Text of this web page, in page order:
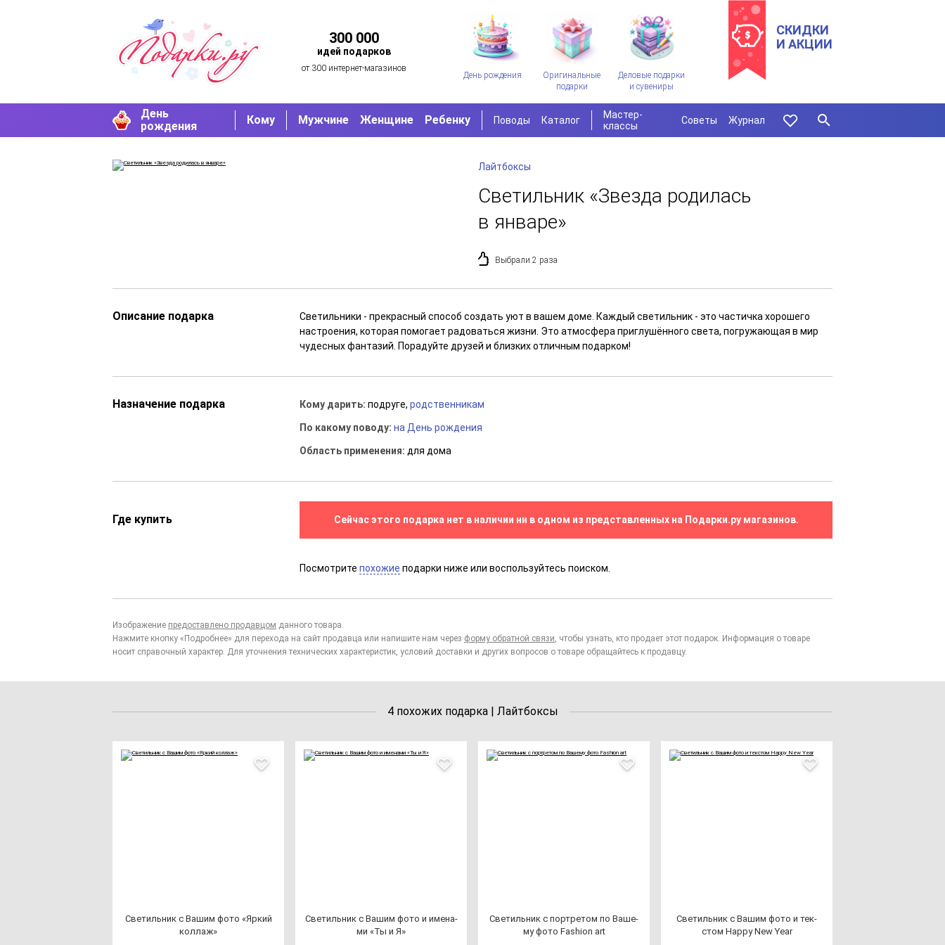
300 000
идей подарков
от 300 интернет-магазинов
День рождения
Оригинальные
подарки
Деловые подарки
и сувениры
СКИДКИ
И АКЦИИ
День
рождения
Кому Мужчине Женщине Ребенку Поводы Каталог
Мастер-
классы
Советы Журнал
Лайтбоксы
Светильник «Звезда родилась
в январе»
Выбрали 2 раза
Описание подарка
Светильники - прекрасный способ создать уют в вашем доме. Каждый светильник - это частичка хорошего
настроения, которая помогает радоваться жизни. Это атмосфера приглушённого света, погружающая в мир
чудесных фантазий. Порадуйте друзей и близких отличным подарком!
Назначение подарка Кому дарить:подруге,родственникам
По какому поводу:на День рождения
Область применения:для дома
Где купить Сейчас этого подарка нет в наличии ни в одном из представленных на Подарки.ру магазинов.
Посмотритепохожие подарки ниже или воспользуйтесь поиском.
Изображение предоставлено продавцом данного товара.
Нажмите кнопку «Подробнее» для перехода на сайт продавца или напишите нам через форму обратной связи, чтобы узнать, кто продает этот подарок. Информация о товаре
носит справочный характер. Для уточнения технических характеристик, условий доставки и других вопросов о товаре обращайтесь к продавцу.
4 похожих подарка | Лайтбоксы
Све­тиль­ник с Вашим фо­то «Яркий
кол­лаж»
Све­тиль­ник с Вашим фо­то и име­на­
ми «Ты и Я»
Све­тиль­ник с пор­тре­том по Ваше­
му фо­то Fas­hi­on art
Све­тиль­ник с Вашим фо­то и тек­
стом Happy New Year